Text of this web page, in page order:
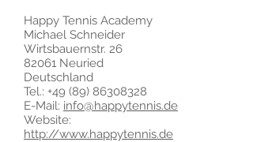
Happy Tennis Academy
Michael Schneider
Wirtsbauernstr. 26
82061 Neuried
Deutschland
Tel.: +49 (89) 86308328
E-Mail: info@happytennis.de
Website:
http://www.happytennis.de